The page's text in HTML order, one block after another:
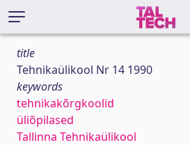
title
Tehnikaülikool Nr 14 1990
keywords
tehnikakõrgkoolid
üliõpilased
Tallinna Tehnikaülikool